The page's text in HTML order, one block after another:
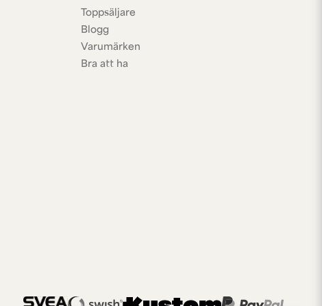
Toppsäljare
Blogg
Varumärken
Bra att ha